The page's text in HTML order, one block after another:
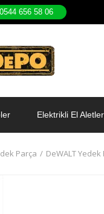
656 58 06
Elektrikli El
Parça DeWALT Yedek